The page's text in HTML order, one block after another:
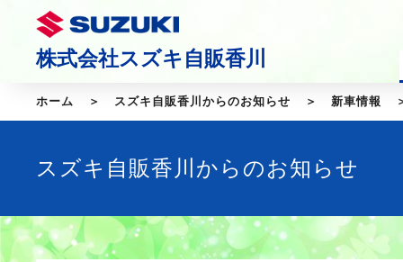
株式会社スズキ自販香川
ホーム スズキ自販香川からのお知らせ 新車情報
スズキ自販香川からのお知らせ